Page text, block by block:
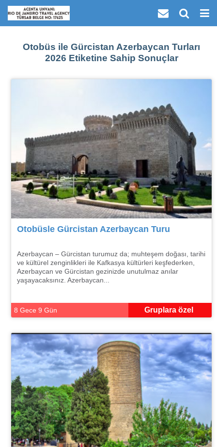
Otobüs ile Gürcistan Azerbaycan Turları
2026 Etiketine Sahip Sonuçlar
Otobüsle Gürcistan Azerbaycan Turu
Azerbaycan – Gürcistan turumuz da; muhteşem doğası, tarihi
ve kültürel zenginlikleri ile Kafkasya kültürleri keşfederken,
Azerbaycan ve Gürcistan gezinizde unutulmaz anılar
yaşayacaksınız. Azerbaycan...
8 Gece 9 Gün Gruplara özel